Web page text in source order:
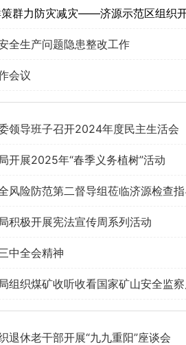
群力防灾减灾——济源示范区组织
全生产问题隐患整改工作
会议
领导班子召开2024年度民主生活会
开展2025年“春季义务植树”活动
风险防范第二督导组莅临济源检查
积极开展宪法宣传周系列活动
中全会精神
组织煤矿收听收看国家矿山安全监
退休老干部开展“九九重阳”座谈会